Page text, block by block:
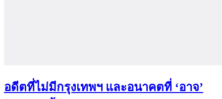
อดีตที่ไม่มีกรุงเทพฯ และอนาคตที่ ‘อาจ’